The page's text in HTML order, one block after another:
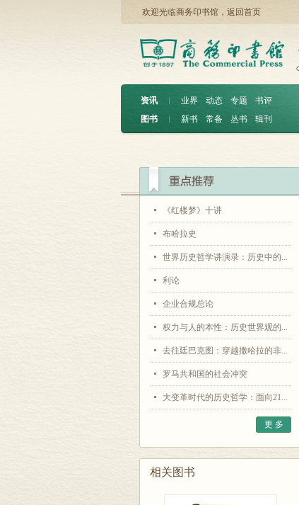
欢迎光临商务印书馆， 返回首页
资讯 ︱ 业界 动态 专题
书评
图书
︱ 新书 常备 丛书 辑刊
《红楼梦》十讲
布哈拉史
世界历史哲学讲演录：历史中的...
利论
企业合规总论
权力与人的本性：历史世界观的...
去往廷巴克图：穿越撒哈拉的非...
罗马共和国的社会冲突
大变革时代的历史哲学：面向21...
更 多
相关图书